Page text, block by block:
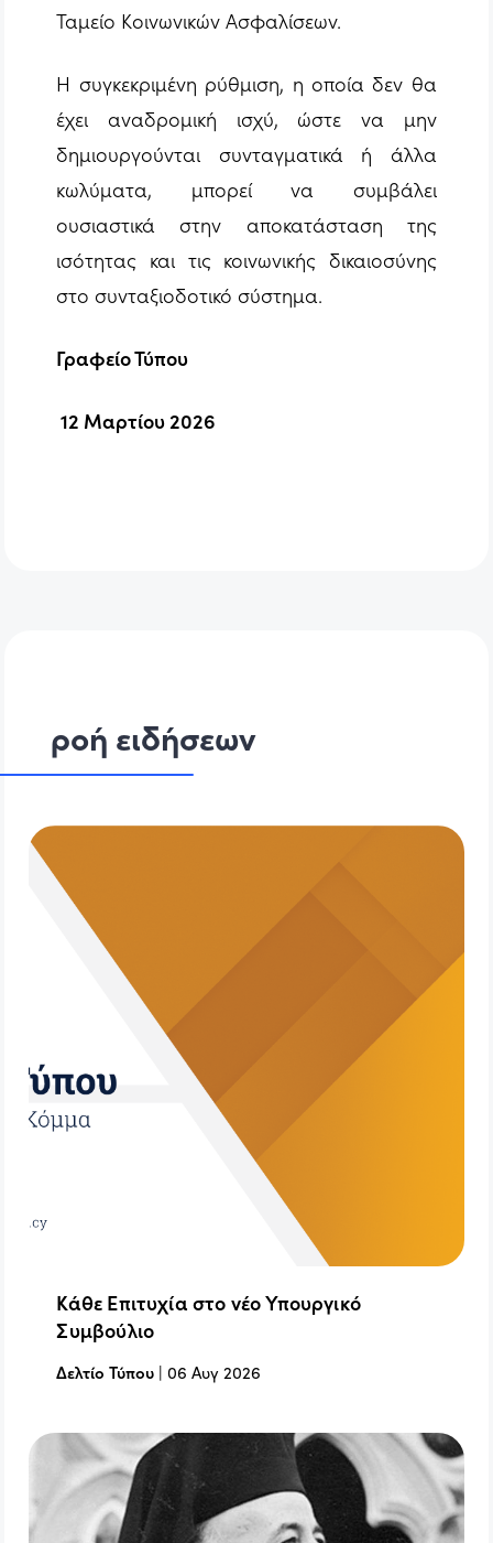
Ταμείο Κοινωνικών Ασφαλίσεων.
Η συγκεκριμένη ρύθμιση, η οποία δεν θα
έχει αναδρομική ισχύ, ώστε να μην
δημιουργούνται συνταγματικά ή άλλα
κωλύματα, μπορεί να συμβάλει
ουσιαστικά στην αποκατάσταση της
ισότητας και τις κοινωνικής δικαιοσύνης
στο συνταξιοδοτικό σύστημα.
Γραφείο Τύπου
12 Μαρτίου 2026
ροή ειδήσεων
Κάθε Επιτυχία στο νέο Υπουργικό
Συμβούλιο
Δελτίο Τύπου |06 Αυγ 2026